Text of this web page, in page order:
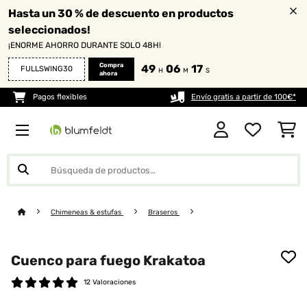
Hasta un 30 % de descuento en productos
seleccionados!
¡ENORME AHORRO DURANTE SOLO 48H!
FULLSWING30
Compra
ahora
49 H 06 M 15 S
Pagos flexibles Envío gratis a partir de 100€*
Chimeneas & estufas Braseros
Cuenco para fuego Krakatoa
12 Valoraciones